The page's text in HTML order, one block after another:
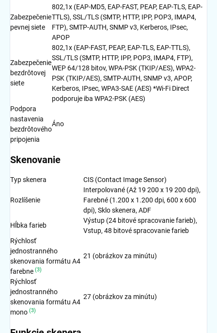
Zabezpečenie
pevnej siete
802,1x (EAP-MD5, EAP-FAST, PEAP, EAP-TLS, EAP-
TTLS), SSL/TLS (SMTP, HTTP, IPP, POP3, IMAP4,
FTP), SMTP-AUTH, SNMP v3, Kerberos, IPsec,
APOP
Zabezpečenie
bezdrôtovej
siete
802,1x (EAP-FAST, PEAP, EAP-TLS, EAP-TTLS),
SSL/TLS (SMTP, HTTP, IPP, POP3, IMAP4, FTP),
WEP 64/128 bitov, WPA-PSK (TKIP/AES), WPA2-
PSK (TKIP/AES), SMTP-AUTH, SNMP v3, APOP,
Kerberos, IPsec, WPA3-SAE (AES) *Wi-Fi Direct
podporuje iba WPA2-PSK (AES)
Podpora
nastavenia
bezdrôtového
pripojenia
Áno
Skenovanie
Typ skenera CIS (Contact Image Sensor)
Rozlíšenie
Interpolované (Až 19 200 x 19 200 dpi),
Farebné (1.200 x 1.200 dpi, 600 x 600
dpi), Sklo skenera, ADF
Hĺbka farieb
Výstup (24 bitové spracovanie farieb),
Vstup, 48 bitové spracovanie farieb
Rýchlosť
jednostranného
skenovania formátu A4
farebne (3)
21 (obrázkov za minútu)
Rýchlosť
jednostranného
skenovania formátu A4
mono (3)
27 (obrázkov za minútu)